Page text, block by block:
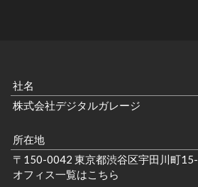
社名
株式会社デジタルガレージ
所在地
〒150-0042 東京都渋谷区宇田川町
オフィス一覧はこちら